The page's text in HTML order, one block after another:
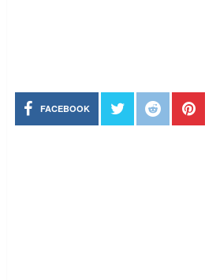
FACEBOOK